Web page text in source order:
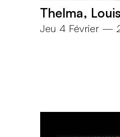
Thelma,
Jeu 4 Février —